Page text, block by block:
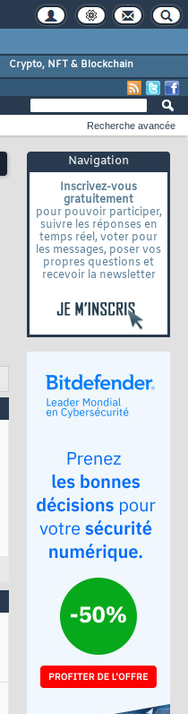
Crypto, NFT & Blockchain
Navigation
Inscrivez-vous
gratuitement
pour pouvoir participer,
suivre les réponses en
temps réel, voter pour
les messages, poser vos
propres questions et
recevoir la newsletter
Recherche avancée